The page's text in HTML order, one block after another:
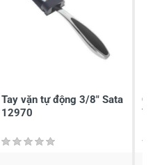
Tay vặn tự động 3/8" Sata
12970